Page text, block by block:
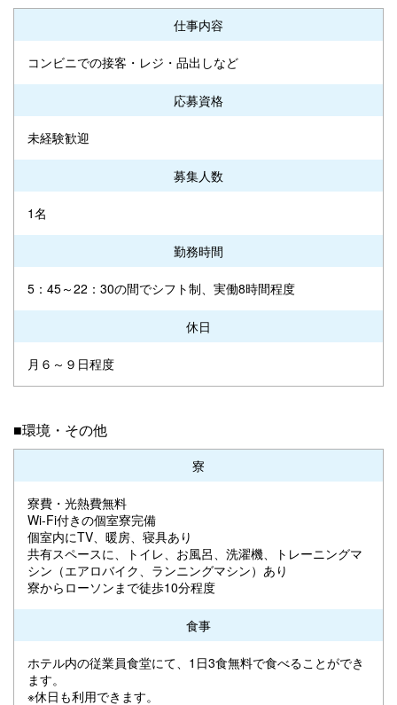
仕事内容
コンビニでの接客・レジ・品出しなど
応募資格
未経験歓迎
募集人数
1名
勤務時間
5：45～22：30の間でシフト制、実働8時間程度
休日
月６～９日程度
■環境・その他
寮
寮費・光熱費無料
Wi-Fi付きの個室寮完備
個室内にTV、暖房、寝具あり
共有スペースに、トイレ、お風呂、洗濯機、トレーニングマ
シン（エアロバイク、ランニングマシン）あり
寮からローソンまで徒歩10分程度
食事
ホテル内の従業員食堂にて、1日3食無料で食べることができ
ます。
※休日も利用できます。